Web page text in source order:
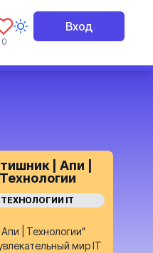
0
Вход
| Апи |
Технологии
ТЕХНОЛОГИИ IT
| Технологии"
мир IT